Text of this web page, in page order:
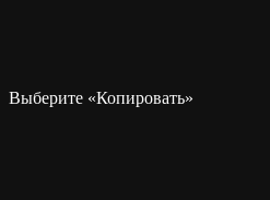
Выберите «Копировать»